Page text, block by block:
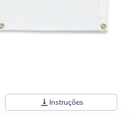
vertical_align_bottom Instruções